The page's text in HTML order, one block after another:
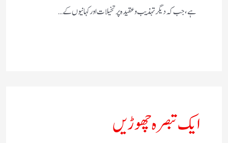
ہے، جب کہ دیگر تہذیب و عقیدہ پر تخیلات اور کہانیوں کے…
ایک تبصرہ چھوڑیں